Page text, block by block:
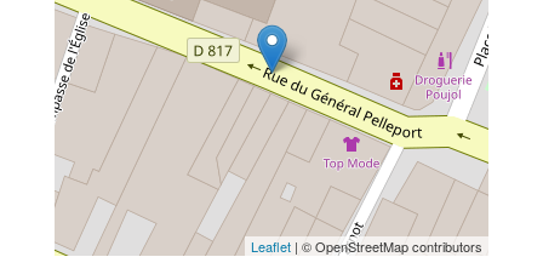
Leaflet | © OpenStreetMap contributors